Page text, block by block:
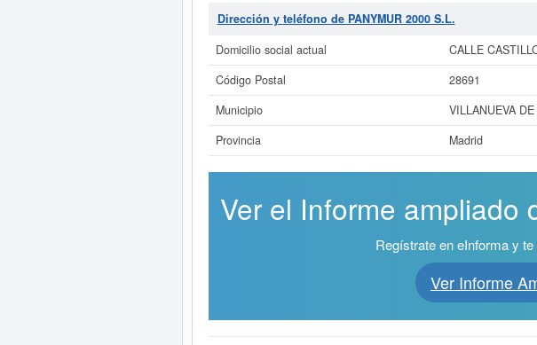
Dirección y teléfono de PANYMUR 2000 S.L.
Domicilio social actual
CALLE
Código Postal
28691
Municipio
VILLANUEVA
Provincia
Madrid
Ver el Informe ampliado
Regístrate en eInforma y
Ver Informe